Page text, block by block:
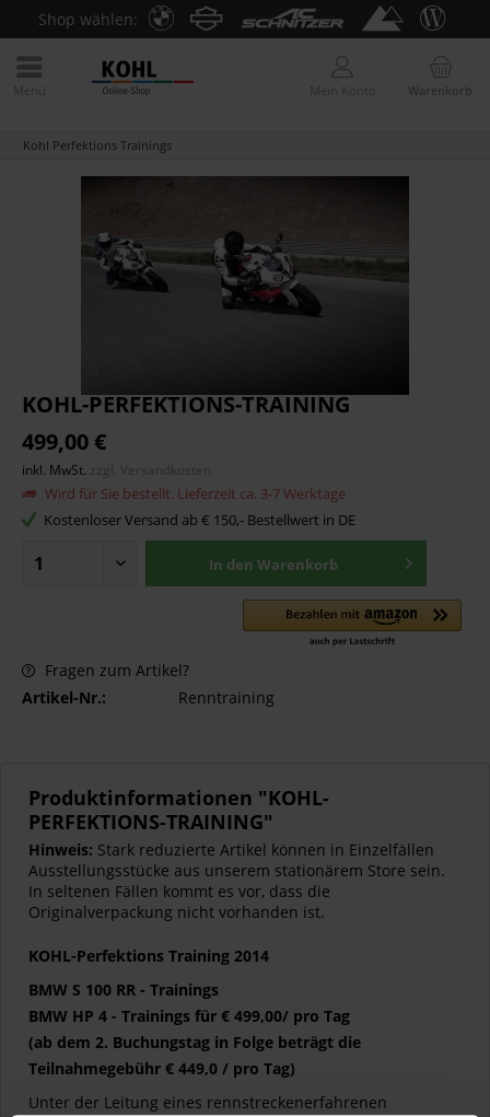
Shop wählen:
Menü Warenkorb
Mein Konto
Kohl Perfektions Trainings
KOHL-PERFEKTIONS-TRAINING
499,00 €
inkl. MwSt. zzgl. Versandkosten
Wird für Sie bestellt. Lieferzeit ca. 3-7 Werktage
Kostenloser Versand ab € 150,- Bestellwert in DE
In den Warenkorb
Fragen zum Artikel?
Artikel-Nr.:
Renntraining
Produktinformationen "KOHL-
PERFEKTIONS-TRAINING"
Hinweis: Stark reduzierte Artikel können in Einzelfällen
Ausstellungsstücke aus unserem stationärem Store sein.
In seltenen Fällen kommt es vor, dass die
Originalverpackung nicht vorhanden ist.
KOHL-Perfektions Training 2014
BMW S 100 RR - Trainings
BMW HP 4 - Trainings für € 499,00/ pro Tag
(ab dem 2. Buchungstag in Folge beträgt die
Teilnahmegebühr € 449,0 / pro Tag)
Unter der Leitung eines rennstreckenerfahrenen